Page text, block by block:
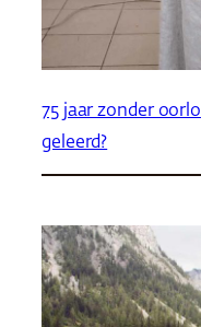
75 jaar zonder
geleerd?